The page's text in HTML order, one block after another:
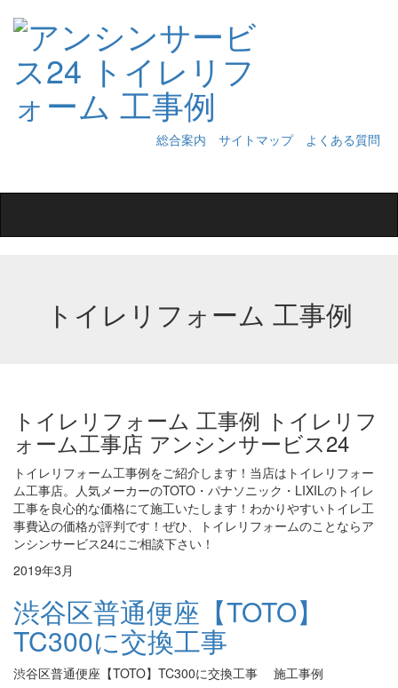
総合案内 サイトマップ
よくある質問
トイレリフォーム 工事例
トイレリフォーム 工事例 トイレリフ
ォーム工事店 アンシンサービス24
トイレリフォーム工事例をご紹介します！当店はトイレリフォー
ム工事店。人気メーカーのTOTO・パナソニック・LIXILのトイレ
工事を良心的な価格にて施工いたします！わかりやすいトイレ工
事費込の価格が評判です！ぜひ、トイレリフォームのことならア
ンシンサービス24にご相談下さい！
2019年3月
渋谷区普通便座【TOTO】
TC300に交換工事
渋谷区普通便座【TOTO】TC300に交換工事 施工事例